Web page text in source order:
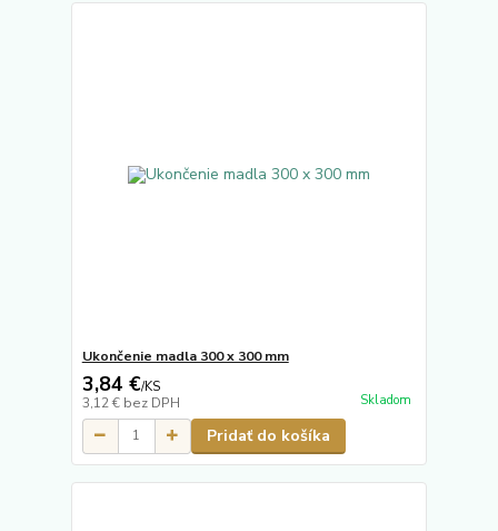
Ukončenie madla 300 x 300 mm
3,84 €/KS
3,12 € bez DPH Skladom
Pridať do košíka